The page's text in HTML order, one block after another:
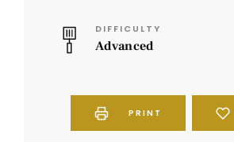
DIFFICULTY
Advanced
PRINT